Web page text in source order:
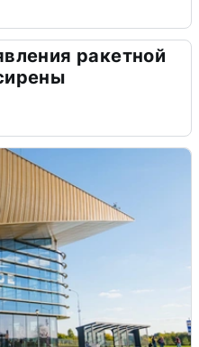
ракетной